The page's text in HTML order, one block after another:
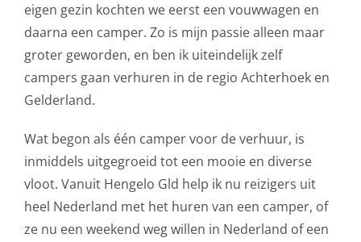
eigen gezin kochten we eerst een vouwwagen en
daarna een camper. Zo is mijn passie alleen maar
groter geworden, en ben ik uiteindelijk zelf
campers gaan verhuren in de regio Achterhoek en
Gelderland.
Wat begon als één camper voor de verhuur, is
inmiddels uitgegroeid tot een mooie en diverse
vloot. Vanuit Hengelo Gld help ik nu reizigers uit
heel Nederland met het huren van een camper, of
ze nu een weekend weg willen in Nederland of een